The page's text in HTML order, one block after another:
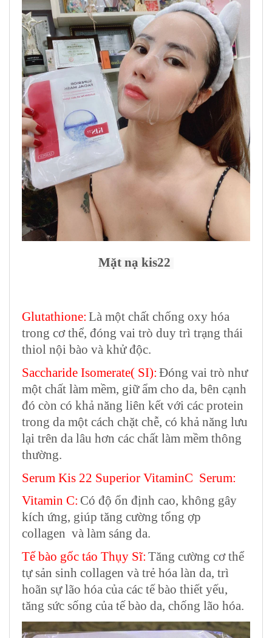
Mặt nạ kis22
Glutathione: Là một chất chống oxy hóa
trong cơ thể, đóng vai trò duy trì trạng thái
thiol nội bào và khử độc.
Saccharide Isomerate( SI): Đóng vai trò như
một chất làm mềm, giữ ẩm cho da, bên cạnh
đó còn có khả năng liên kết với các protein
trong da một cách chặt chễ, có khả năng lưu
lại trên da lâu hơn các chất làm mềm thông
thường.
Serum Kis 22 Superior VitaminC Serum:
Vitamin C: Có độ ổn định cao, không gây
kích ứng, giúp tăng cường tổng ợp
collagen và làm sáng da.
Tế bào gốc táo Thụy Sĩ: Tăng cường cơ thể
tự sản sinh collagen và trẻ hóa làn da, trì
hoãn sự lão hóa của các tế bào thiết yếu,
tăng sức sống của tế bào da, chống lão hóa.